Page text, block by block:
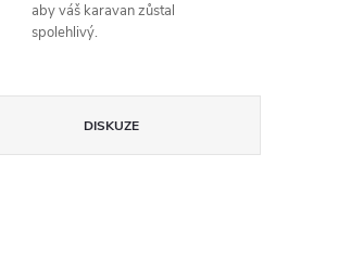
aby váš karavan zůstal
spolehlivý.
DISKUZE